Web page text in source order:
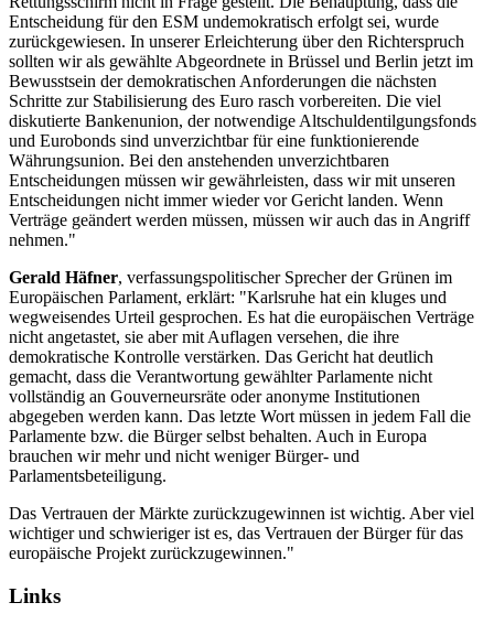
Entscheidung für den ESM undemokratisch erfolgt sei, wurde
zurückgewiesen. In unserer Erleichterung über den Richterspruch
sollten wir als gewählte Abgeordnete in Brüssel und Berlin jetzt im
Bewusstsein der demokratischen Anforderungen die nächsten
Schritte zur Stabilisierung des Euro rasch vorbereiten. Die viel
diskutierte Bankenunion, der notwendige Altschuldentilgungsfonds
und Eurobonds sind unverzichtbar für eine funktionierende
Währungsunion. Bei den anstehenden unverzichtbaren
Entscheidungen müssen wir gewährleisten, dass wir mit unseren
Entscheidungen nicht immer wieder vor Gericht landen. Wenn
Verträge geändert werden müssen, müssen wir auch das in Angriff
nehmen."
Gerald Häfner, verfassungspolitischer Sprecher der Grünen im
Europäischen Parlament, erklärt: "Karlsruhe hat ein kluges und
wegweisendes Urteil gesprochen. Es hat die europäischen Verträge
nicht angetastet, sie aber mit Auflagen versehen, die ihre
demokratische Kontrolle verstärken. Das Gericht hat deutlich
gemacht, dass die Verantwortung gewählter Parlamente nicht
vollständig an Gouverneursräte oder anonyme Institutionen
abgegeben werden kann. Das letzte Wort müssen in jedem Fall die
Parlamente bzw. die Bürger selbst behalten. Auch in Europa
brauchen wir mehr und nicht weniger Bürger- und
Parlamentsbeteiligung.
Das Vertrauen der Märkte zurückzugewinnen ist wichtig. Aber viel
wichtiger und schwieriger ist es, das Vertrauen der Bürger für das
europäische Projekt zurückzugewinnen."
Links